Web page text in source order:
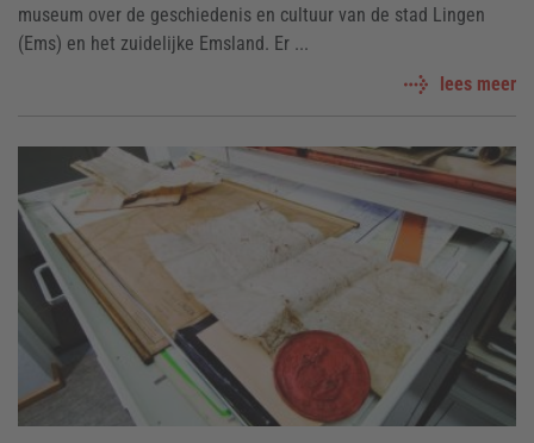
museum over de geschiedenis en cultuur van de stad Lingen
(Ems) en het zuidelijke Emsland. Er ...
lees meer